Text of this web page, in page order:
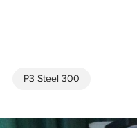
P3 Steel 300